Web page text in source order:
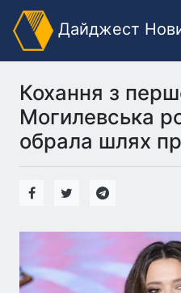
Дайджест
Кохання з
Могилевська
обрала шлях